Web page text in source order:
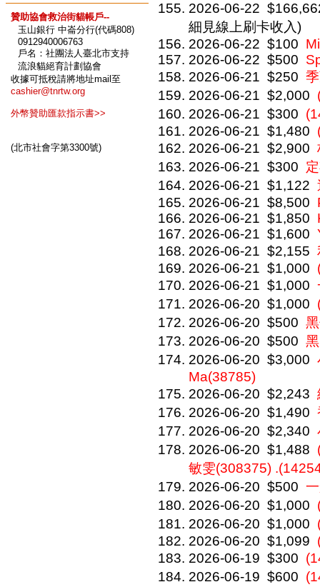
贊助協會救治街貓帳戶--
玉山銀行 中崙分行(代碼808)
0912940006763
戶名：社團法人臺北市支持
流浪貓絕育計劃協會
收據可抵稅請將地址mail至
cashier@tnrtw.org
外幣贊助匯款指示書>>
(北市社會字第3300號)
2026-06-22
細見線上刷卡收入)
2026-06-22 $100
2026-06-22 $500
2026-06-21 $250
2026-06-21 $2,000
2026-06-21 $300
2026-06-21 $1,480
2026-06-21 $2,900
2026-06-21 $300
2026-06-21 $1,122
2026-06-21 $8,500
2026-06-21 $1,850
2026-06-21 $1,600
2026-06-21 $2,155
2026-06-21 $1,000
2026-06-21 $1,000
2026-06-20 $1,000
2026-06-20 $500
2026-06-20 $500
2026-06-20 $3,000
Ma(38785)
2026-06-20 $2,243
2026-06-20 $1,490
2026-06-20 $2,340
2026-06-20 $1,488
敏雯(308375)
2026-06-20 $500
2026-06-20 $1,000
2026-06-20 $1,000
2026-06-20 $1,099
2026-06-19 $300
2026-06-19 $600